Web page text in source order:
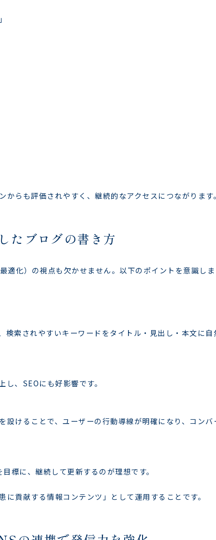
からも評価されやすく、継続的なアクセスにつながります
たブログの書き方
適化）の視点も欠かせません。以下のポイントを意識し
索されやすいキーワードをタイトル・見出し・本文に自
、SEOにも好影響です。
設けることで、ユーザーの行動導線が明確になり、コンバ
標に、継続して更新するのが理想です。
貢献する情報コンテンツ」として運用することです。